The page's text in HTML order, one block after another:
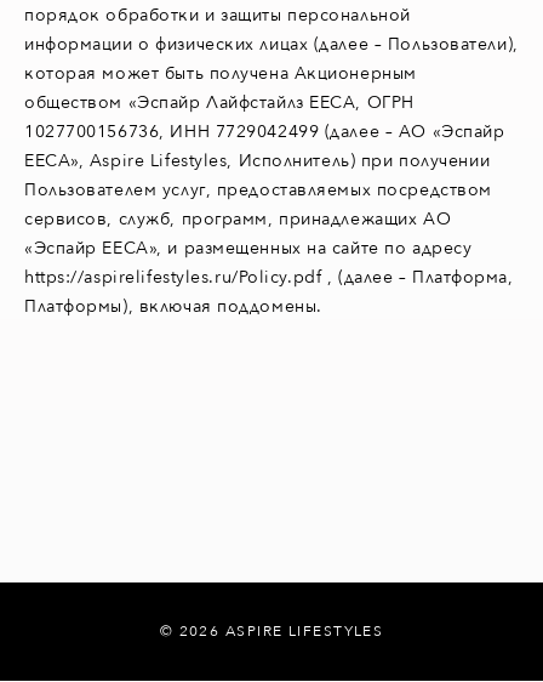
порядок обработки и защиты персональной
информации о физических лицах (далее – Пользователи),
которая может быть получена Акционерным
обществом «Эспайр Лайфстайлз ЕЕСА, ОГРН
1027700156736, ИНН 7729042499 (далее – АО «Эспайр
ЕЕСА», Aspire Lifestyles, Исполнитель) при получении
Пользователем услуг, предоставляемых посредством
сервисов, служб, программ, принадлежащих АО
«Эспайр ЕЕСА», и размещенных на сайте по адресу
https://aspirelifestyles.ru/Policy.pdf , (далее – Платформа,
Платформы), включая поддомены.
© 2026 ASPIRE LIFESTYLES